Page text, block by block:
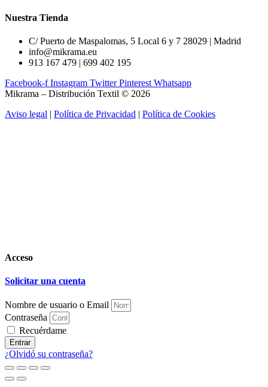
Nuestra Tienda
C/ Puerto de Maspalomas, 5 Local 6 y 7 28029 | Madrid
info@mikrama.eu
913 167 479 | 699 402 195
Facebook-f Instagram Twitter Pinterest Whatsapp
Mikrama – Distribución Textil © 2026
Aviso legal | Política de Privacidad | Política de Cookies
Acceso
Solicitar una cuenta
Nombre de usuario o Email
Contraseña
Recuérdame
Entrar
¿Olvidó su contraseña?